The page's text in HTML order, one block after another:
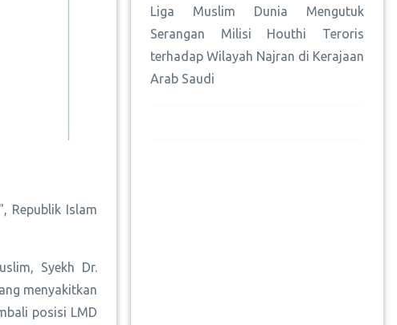
Republik Islam
Syekh Dr.
menyakitkan
posisi LMD
Liga Muslim Dunia Mengutuk
Serangan Milisi Houthi Teroris
terhadap Wilayah Najran di Kerajaan
Arab Saudi